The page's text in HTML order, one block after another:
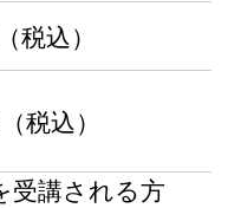
税込）
税込）
受講される方